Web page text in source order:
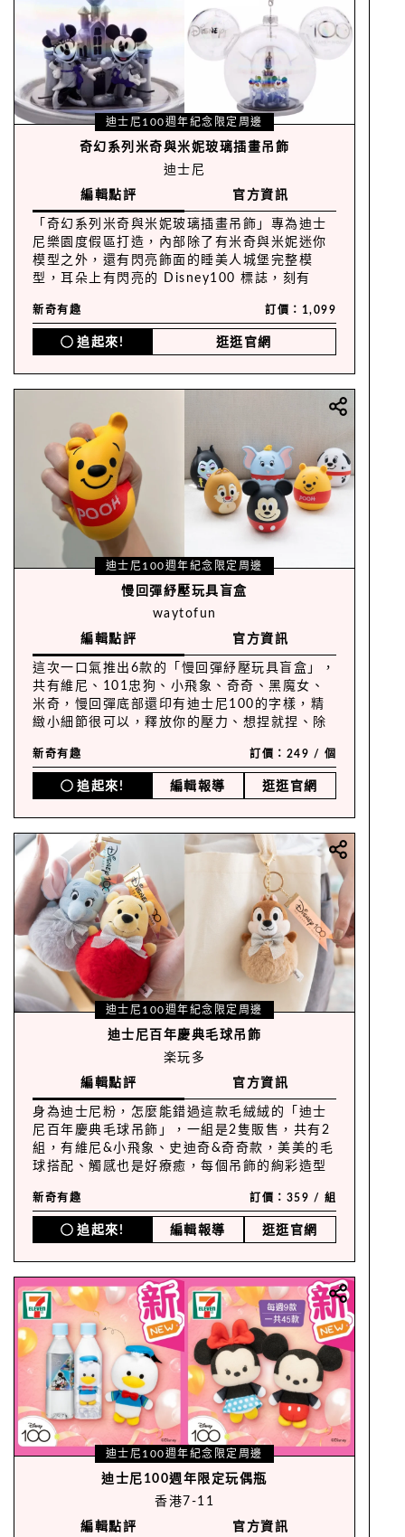
迪士尼100週年紀念限定周邊
奇幻系列米奇與米妮玻璃插畫吊飾
迪士尼
編輯點評
官方資訊
「奇幻系列米奇與米妮玻璃插畫吊飾」專為迪士
尼樂園度假區打造，內部除了有米奇與米妮迷你
模型之外，還有閃亮飾面的睡美人城堡完整模
型，耳朵上有閃亮的 Disney100 標誌，刻有
上展示！
新奇有趣 訂價：1,099
追起來! 逛逛官網
迪士尼100週年紀念限定周邊
慢回彈紓壓玩具盲盒
waytofun
編輯點評
官方資訊
這次一口氣推出6款的「慢回彈紓壓玩具盲盒」，
共有維尼、101忠狗、小飛象、奇奇、黑魔女、
米奇，慢回彈底部還印有迪士尼100的字樣，精
緻小細節很可以，釋放你的壓力、想捏就捏、除
哪一隻的期待感，滿足你好奇的那顆心！
新奇有趣 訂價：249 / 個
追起來! 編輯報導 逛逛官網
迪士尼100週年紀念限定周邊
迪士尼百年慶典毛球吊飾
楽玩多
編輯點評
官方資訊
身為迪士尼粉，怎麼能錯過這款毛絨絨的「迪士
尼百年慶典毛球吊飾」，一組是2隻販售，共有2
組，有維尼&小飛象、史迪奇&奇奇款，美美的毛
球搭配、觸感也是好療癒，每個吊飾的絢彩造型
做成泡殼造型！一閃一閃的很適合收藏，就算不
使用，擺著看著心情也好好～
新奇有趣 訂價：359 / 組
追起來! 編輯報導 逛逛官網
迪士尼100週年紀念限定周邊
迪士尼100週年限定玩偶瓶
香港7-11
編輯點評
官方資訊